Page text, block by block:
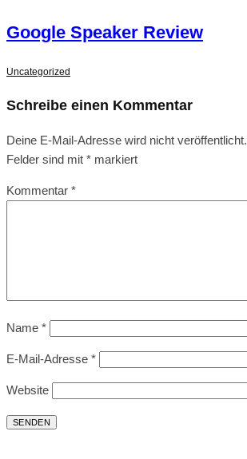
Google Speaker Review
Uncategorized
Schreibe einen Kommentar
Deine E-Mail-Adresse wird nicht veröffentlicht.
Felder sind mit * markiert
Kommentar *
Name *
E-Mail-Adresse *
Website